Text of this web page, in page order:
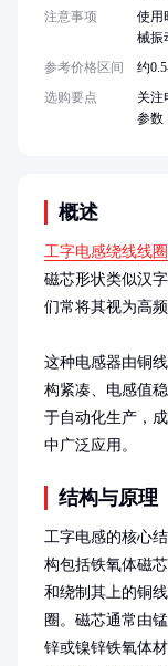
概述
工字电感绕线线圈
磁芯形状类似汉
们常将其视为高
这种电感器由铜
构紧凑、电感值
于自动化生产，
中广泛应用。
结构与原理
工字电感的核心结
构包括铁氧体磁芯
和绕制其上的铜线
圈。磁芯通常由锰
锌或镍锌铁氧体材
注意事项
使用
械振
参考价格区间
约
选购要点
关注
参数